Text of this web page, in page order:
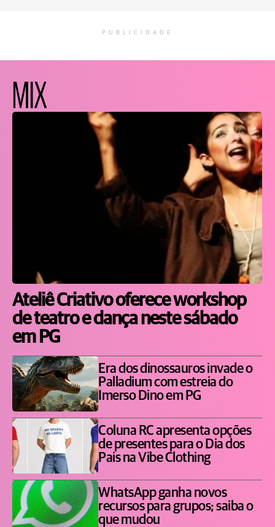
PUBLICIDADE
MIX
Ateliê Criativo oferece workshop
de teatro e dança neste sábado
em PG
Era dos dinossauros invade o
Palladium com estreia do
Imerso Dino em PG
Coluna RC apresenta opções
de presentes para o Dia dos
Pais na Vibe Clothing
WhatsApp ganha novos
recursos para grupos; saiba o
que mudou